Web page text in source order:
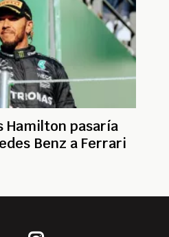
Hamilton pasaría
Benz a Ferrari